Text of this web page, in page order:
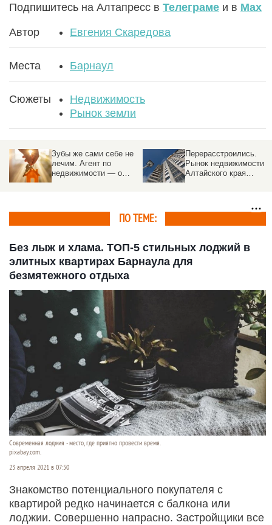
Подпишитесь на Алтапресс в Телеграме и в Max
Автор Евгения Скаредова
Места Барнаул
Сюжеты
Недвижимость
Рынок земли
Зубы же сами себе не
лечим. Агент по
недвижимости — о
Перерасстроились.
Рынок недвижимости
Алтайского края
ПО ТЕМЕ:
Без лыж и хлама. ТОП-5 стильных лоджий в
элитных квартирах Барнаула для
безмятежного отдыха
Современная лоджия - место, где приятно провести время.
pixabay.com.
23 апреля 2021 в 07:50
Знакомство потенциального покупателя с
квартирой редко начинается с балкона или
лоджии. Совершенно напрасно. Застройщики все